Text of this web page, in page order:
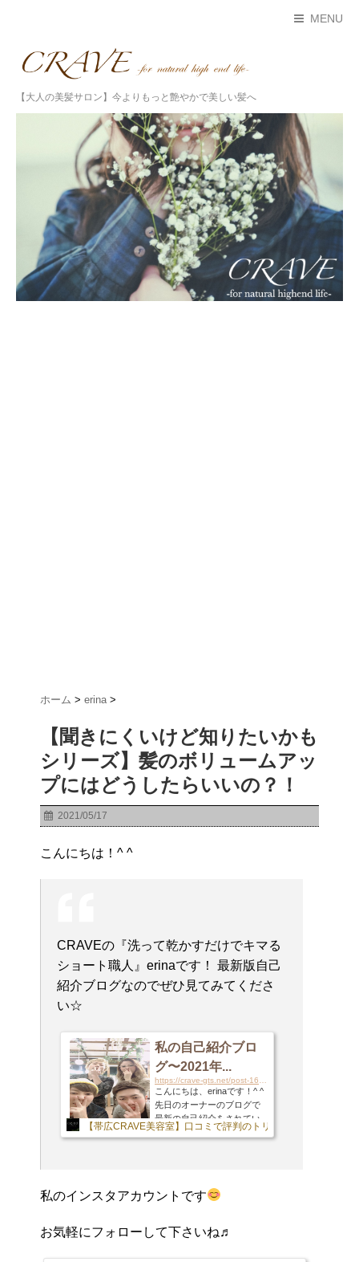
MENU
【大人の美髪サロン】今よりもっと艶やかで美しい髪へ
ホーム > erina >
【聞きにくいけど知りたいかも
シリーズ】髪のボリュームアッ
プにはどうしたらいいの？！
2021/05/17
こんにちは！^ ^
CRAVEの『洗って乾かすだけでキマる
ショート職人』erinaです！ 最新版自己
紹介ブログなのでぜひ見てみてくださ
い☆
私の自己紹介ブロ
グ〜2021年...
こんにちは、erinaです！^ ^
先日のオーナーのブログで
最新の自己紹介をされてい
たので私の自己紹介ブログ
年版を書きたいと思いま
す！
CRAVEの『ショート
ツ自己紹介、良かったら覗
いてみて下さい☆私のイン
【帯広CRAVE美容室】口コミで評判のトリートメントやナチ
私のインスタアカウントです
お気軽にフォローして下さいね♬